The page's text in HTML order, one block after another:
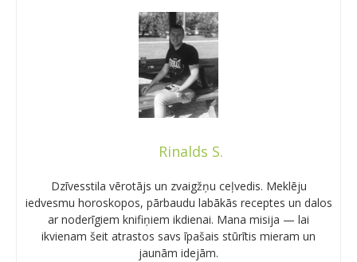
Rinalds S.
Dzīvesstila vērotājs un zvaigžņu ceļvedis. Meklēju
iedvesmu horoskopos, pārbaudu labākās receptes un dalos
ar noderīgiem knifiņiem ikdienai. Mana misija — lai
ikvienam šeit atrastos savs īpašais stūrītis mieram un
jaunām idejām.